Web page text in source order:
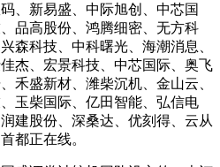
、新易盛、中际旭创、中芯国
品高股份、鸿腾细密、无方科
森科技、中科曙光、海潮消息、
杰、宏景科技、中芯国际、奥飞
禾盛新材、潍柴沉机、金山云、
玉柴国际、亿田智能、弘信电
建股份、深桑达、优刻得、云从
都正在线。